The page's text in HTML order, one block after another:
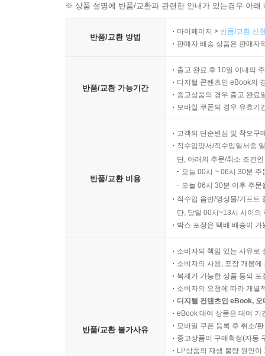
※ 상품 설명에 반품/교환과 관련한 안내가 있는경우 아
반품/교환 방법
마이페이지 > 반품/교환 신
판매자 배송 상품은 판매자
반품/교환 가능기간
출고 완료 후 10일 이내의
디지털 콘텐츠인 eBook의
중고상품의 경우 출고 완료
모바일 쿠폰의 경우 유효기
반품/교환 비용
고객의 단순변심 및 착오구
직수입양서/직수입일서중
단, 아래의 주문/취소 조건
오늘 00시 ~ 06시 30분
오늘 06시 30분 이후 주
직수입 음반/영상물/기프트
단, 당일 00시~13시 사이의
박스 포장은 택배 배송이
반품/교환 불가사유
소비자의 책임 있는 사유로
소비자의 사용, 포장 개봉
복제가 가능한 상품 등의
소비자의 요청에 따라 개별
디지털 컨텐츠인 eBook,
eBook 대여 상품은 대여 기
모바일 쿠폰 등록 후 취소/
중고상품이 구매확정(자동
LP상품의 재생 불량 원인